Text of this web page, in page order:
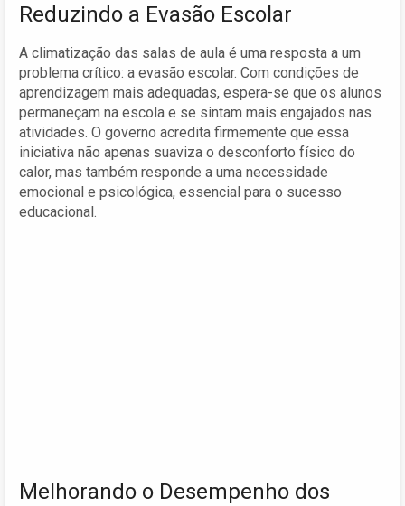
Reduzindo a Evasão Escolar
A climatização das salas de aula é uma resposta a um
problema crítico: a evasão escolar. Com condições de
aprendizagem mais adequadas, espera-se que os alunos
permaneçam na escola e se sintam mais engajados nas
atividades. O governo acredita firmemente que essa
iniciativa não apenas suaviza o desconforto físico do
calor, mas também responde a uma necessidade
emocional e psicológica, essencial para o sucesso
educacional.
Melhorando o Desempenho dos